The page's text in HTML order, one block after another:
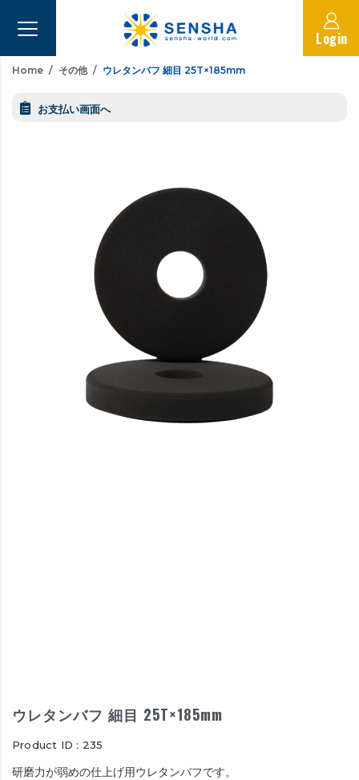
Login
Home その他 ウレタンバフ 細目 25T×185mm
お支払い画面へ
ウレタンバフ 細目 25T×185mm
Product ID : 235
研磨力が弱めの仕上げ用ウレタンバフです。